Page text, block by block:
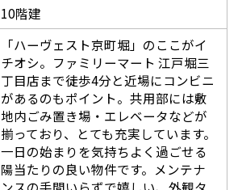
10階建
「ハーヴェスト京町堀」のここがイ
チオシ。ファミリーマート 江戸堀三
丁目店まで徒歩4分と近場にコンビニ
があるのもポイント。共用部には敷
地内ごみ置き場・エレベータなどが
揃っており、とても充実しています。
一日の始まりを気持ちよく過ごせる
陽当たりの良い物件です。メンテナ